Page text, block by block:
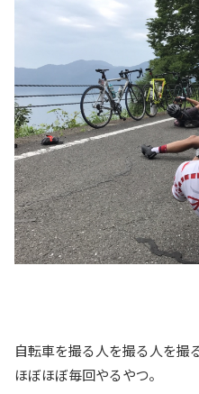
自転車を撮る人を撮る人を撮
ほぼほぼ毎回やるやつ。